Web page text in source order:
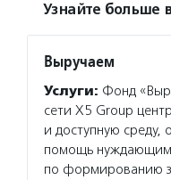
Узнайте больше
Выручаем
Услуги: Фонд
сети Х5 Group
и доступную среду,
помощь
по формированию